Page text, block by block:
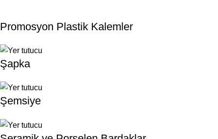
Promosyon Plastik Kalemler
Şapka
Şemsiye